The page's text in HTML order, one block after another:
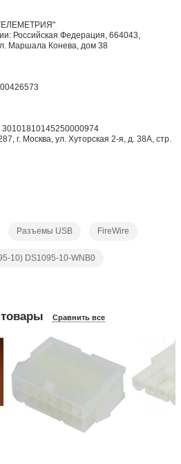
Российская Федерация, 664043,
Маршала Конева, дом 38
30101810145250000974
г. Москва, ул. Хуторская 2-я, д. 38А, стр.
Разъемы USB FireWire
10) DS1095-10-WNB0
Сравнить все